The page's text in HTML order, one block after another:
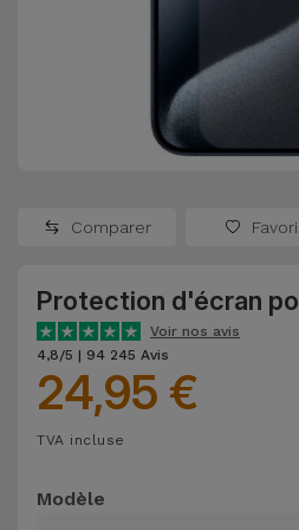
OnePlus
Google
Reconditionnés
Reconditionnés
Consoles de
Jeux
Reconditionnées
Voir
tout
Batteries
Chargeurs
Ecouteurs
et
Enceintes
Montres
Comparer
Protection d'écran
Voir nos avis
4,8/5 | 94 245 Avis
24,95 €
TVA incluse
Modèle